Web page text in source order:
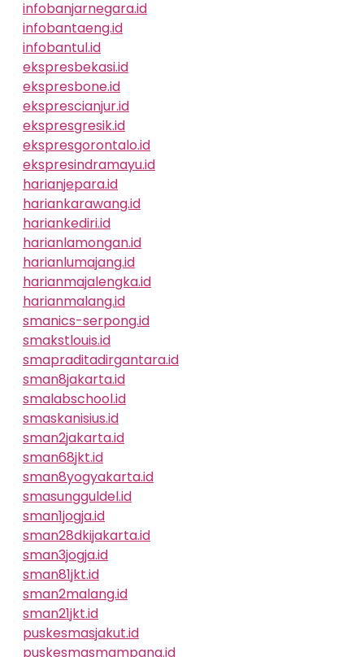
infobanjarnegara.id
infobantaeng.id
infobantul.id
ekspresbekasi.id
ekspresbone.id
eksprescianjur.id
ekspresgresik.id
ekspresgorontalo.id
ekspresindramayu.id
harianjepara.id
hariankarawang.id
hariankediri.id
harianlamongan.id
harianlumajang.id
harianmajalengka.id
harianmalang.id
smanics-serpong.id
smakstlouis.id
smapraditadirgantara.id
sman8jakarta.id
smalabschool.id
smaskanisius.id
sman2jakarta.id
sman68jkt.id
sman8yogyakarta.id
smasungguldel.id
sman1jogja.id
sman28dkijakarta.id
sman3jogja.id
sman81jkt.id
sman2malang.id
sman21jkt.id
puskesmasjakut.id
puskesmasmampang.id